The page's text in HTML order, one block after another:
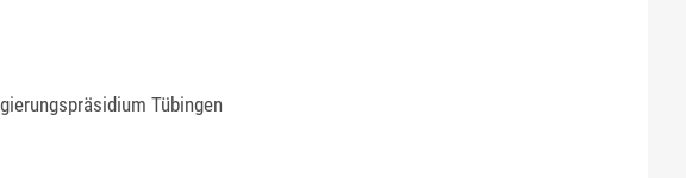
Tübingen